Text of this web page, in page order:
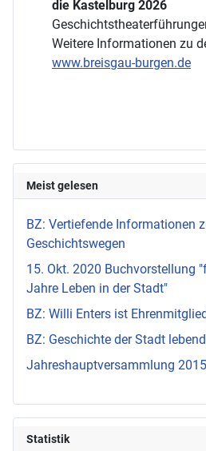
die Kastelburg 2026
Weitere Informationen zu
www.breisgau-burgen.de
Meist gelesen
BZ: Vertiefende Informationen
Geschichtswegen
15. Okt. 2020 Buchvorstellung
Jahre Leben in der Stadt"
BZ: Willi Enters ist
BZ: Geschichte der Stadt
Jahreshauptversammlung 2015
Statistik